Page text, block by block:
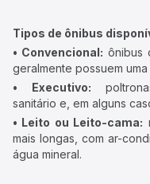
Tipos de ônibus
• Convencional: ônibus
geralmente possuem
• Executivo:
sanitário e, em alguns
• Leito ou Leito-cama:
mais longas, com ar-
água mineral.